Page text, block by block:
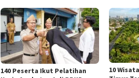
140 Peserta Ikut Pelatihan
10